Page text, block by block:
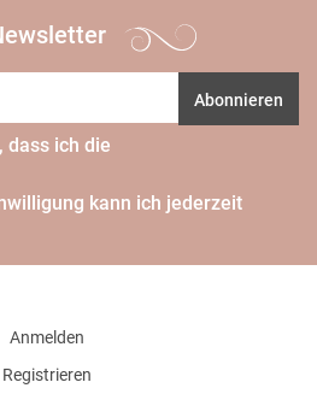
Abonnieren
dass ich die
kann ich jederzeit
Anmelden
Registrieren